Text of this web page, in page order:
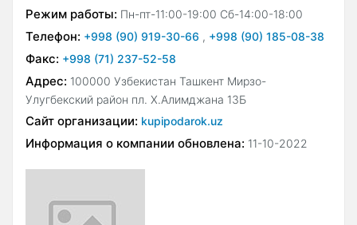
Режим работы: Пн-пт-11:00-19:00 Сб-14:00-18:00
Телефон: +998 (90) 919-30-66 , +998 (90) 185-08-38
Факс: +998 (71) 237-52-58
Адрес: 100000 Узбекистан Ташкент Мирзо-
Улугбекский район пл. Х.Алимджана 13Б
Сайт организации: kupipodarok.uz
Информация о компании обновлена: 11-10-2022